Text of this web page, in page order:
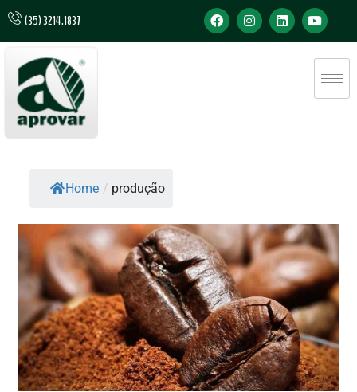
(35) 3214.1837
Home / produção